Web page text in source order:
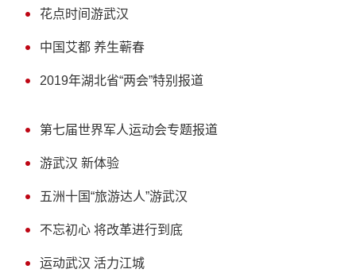
花点时间游武汉
中国艾都 养生蕲春
2019年湖北省“两会”特别报道
第七届世界军人运动会专题报道
游武汉 新体验
五洲十国“旅游达人”游武汉
不忘初心 将改革进行到底
运动武汉 活力江城